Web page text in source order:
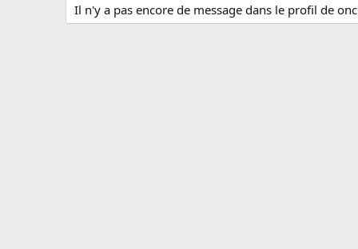
Il n'y a pas encore de message dans le profil de